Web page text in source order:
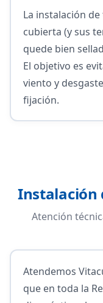
La instalación
cubierta (y sus
quede bien
El objetivo es
viento y
fijación.
Instalación
Atención
Atendemos
que en toda la